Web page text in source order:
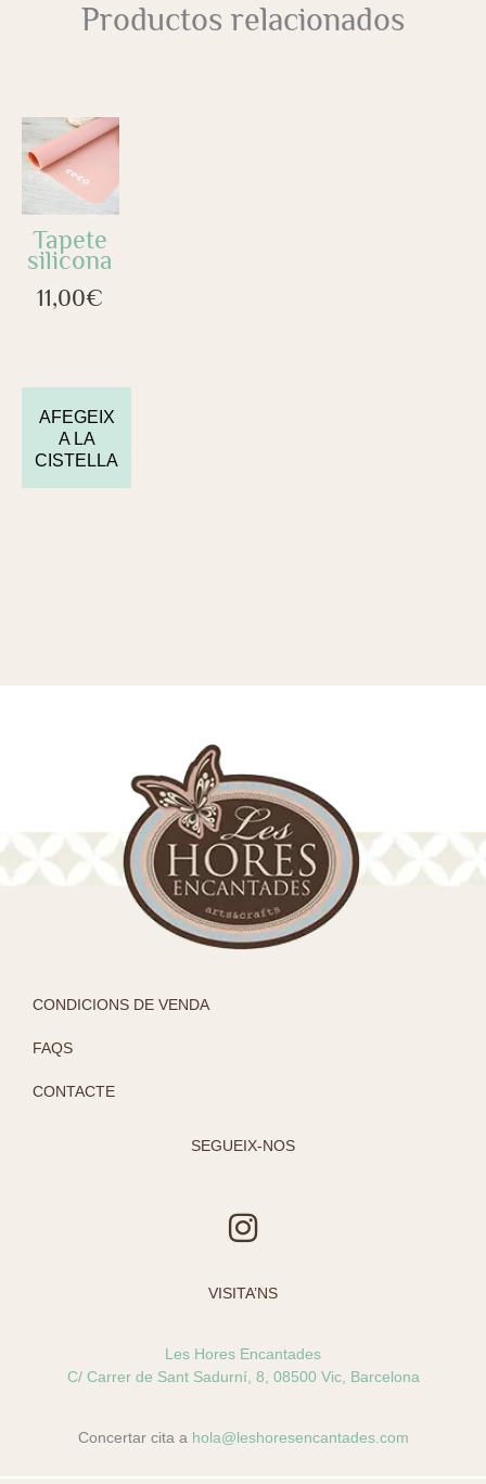
Productos relacionados
Tapete
silicona
11,00€
AFEGEIX
A LA
CISTELLA
CONDICIONS DE VENDA
FAQS
CONTACTE
SEGUEIX-NOS
I
n
t
a
g
a
VISITA’NS
Les Hores Encantades
C/ Carrer de Sant Sadurní, 8, 08500 Vic, Barcelona
Concertar cita a hola@leshoresencantades.com